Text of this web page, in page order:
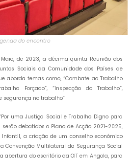
do encontro
de 2023, a décima quinta Reunião dos
Sociais da Comunidade dos Países de
aborda temas como, “Combate ao Trabalho
Forçado”, “Inspecção do Trabalho”,
segurança no trabalho”
uma Justiça Social e Trabalho Digno para
serão debatidos o Plano de Acção 2021-2025,
a criação de um conselho económico
Convenção Multilateral da Segurança Social
abertura do escritório da OIT em Angola, para